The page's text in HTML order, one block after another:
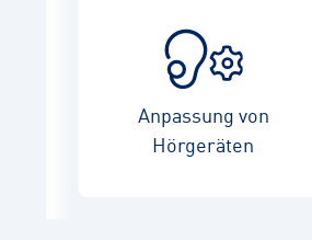
Anpassung von
Hörgeräten